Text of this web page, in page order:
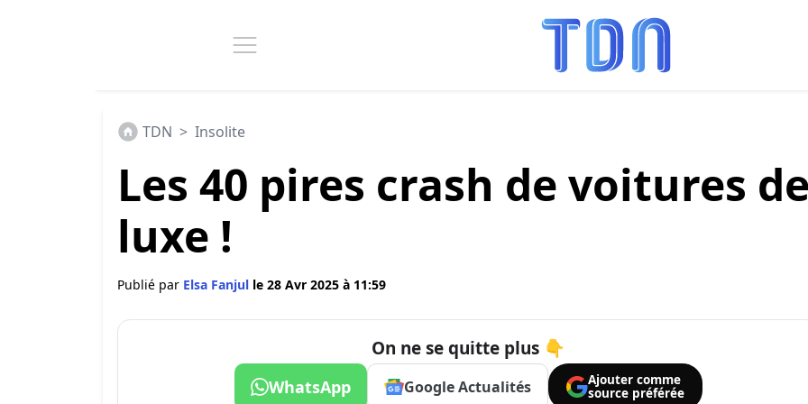
TDN > Insolite
Les 40 pires crash de voitures
luxe !
Publié par Elsa Fanjul le 28 Avr 2025 à 11:59
On ne se quitte plus 👇
WhatsApp Google Actualités
Ajouter comme
source préférée